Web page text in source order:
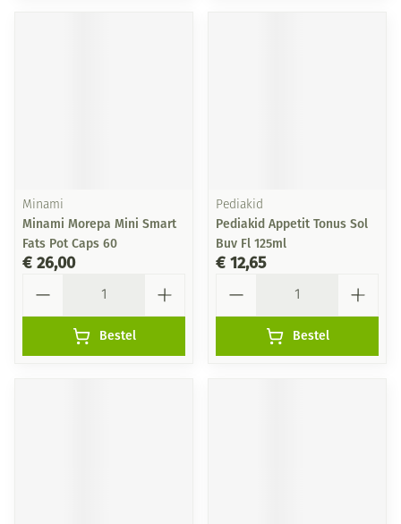
Minami
Minami Morepa Mini Smart
Fats Pot Caps 60
€ 26,00
Bestel
Pediakid
Pediakid Appetit Tonus Sol
Buv Fl 125ml
€ 12,65
Bestel